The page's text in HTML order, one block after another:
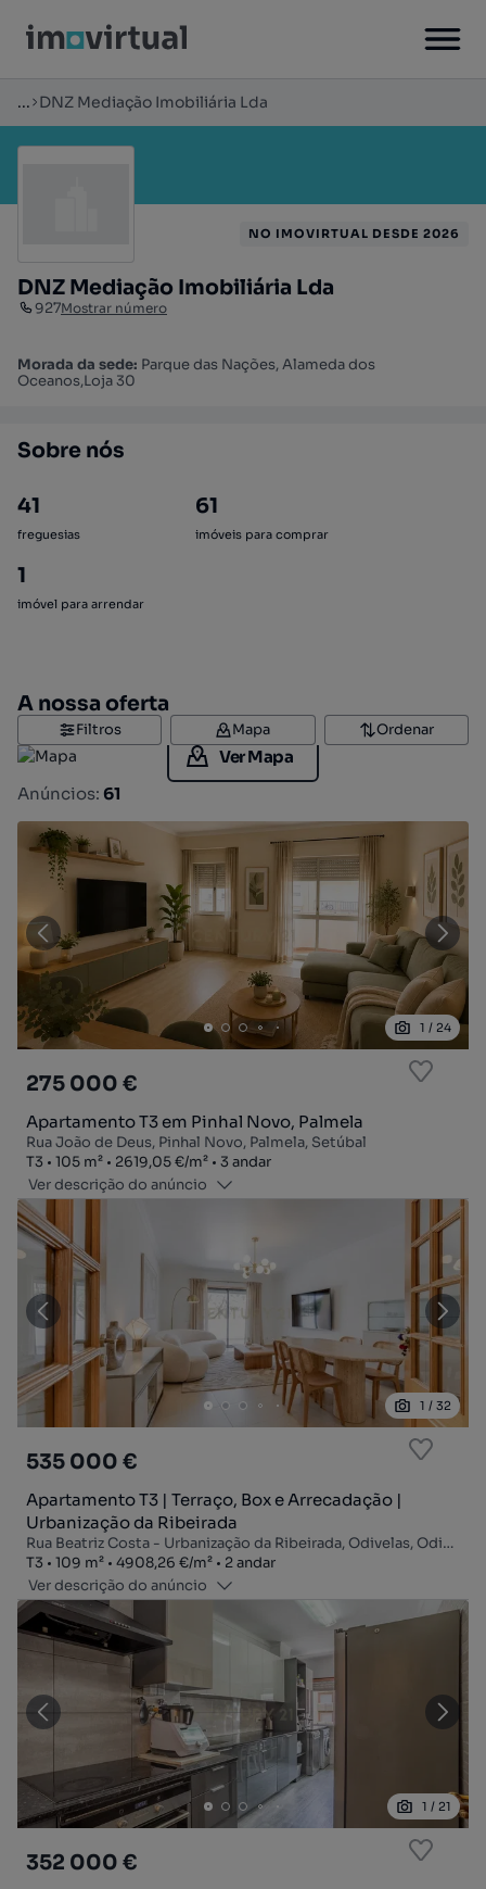
... DNZ Mediação Imobiliária Lda
DNZ Mediação Imobiliária Lda
927Mostrar número
Morada da sede: Parque das Nações, Alameda dos
Oceanos,Loja 30
NO IMOVIRTUAL DESDE 2026
Sobre nós
41
freguesias
61
imóveis para comprar
1
imóvel para arrendar
A nossa oferta
Filtros Mapa Ordenar
Ver Mapa
Anúncios: 61
1 / 24
275 000 €
Apartamento T3 em Pinhal Novo, Palmela
Rua João de Deus, Pinhal Novo, Palmela, Setúbal
Tipologia
T3
Zona105 m²
Preço por metro quadrado
2619,05 €/m²
Andar
3 andar
Ver descrição do anúncio
1 / 32
535 000 €
Apartamento T3 | Terraço, Box e Arrecadação |
Urbanização da Ribeirada
Rua Beatriz Costa - Urbanização da Ribeirada, Odivelas, Odivelas, Lisboa
Tipologia
T3
Zona109 m²
Preço por metro quadrado
4908,26 €/m²
Andar
2 andar
Ver descrição do anúncio
1 / 21
352 000 €